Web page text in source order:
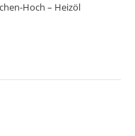
Hoch – Heizöl